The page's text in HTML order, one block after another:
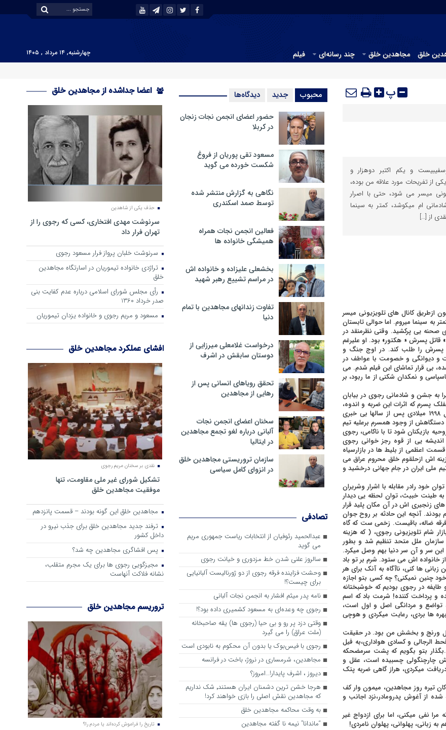
خلق مجاهدین خلق چند رسانه‌ای فیلم
چهارشنبه, ۱۴ مرداد , ۱۴۰۵
پ
و يکم اکتبر دوهزار و
از تفریحات مورد علاقه من بوده،
میسر می شود، حتی با اصرار
ام میکوشد، کمتر به سینما
از […]
کانال های تلویزیونی میسر
به سینما میروم. اما حوالی تابستان
صحنه یی پرکشید. وقتی نظرمنقد در
قاتل پسرش « هکتور» بود. او علیرغم
پسرش را طلب کند. در اوج جنگ و
و دیوانگی و خصومت با عواطف در
بی قرار تماشای این فیلم شدم. می
و نمکدان شکنی از ما ربود، بر
به جشن و شادمانی رجوی در بیابان
پسرم که اثرات این ضربه و اندوه،
هرگز خاطر نازنین و آزرده اش را ترک نخواهد کرد. به خصوص وقتی در سال 1998 میلادی پس از سالها بی خبری
از وجود همسرم برعلیه تیم
بازیکنان شود تا با ناکامی، رجوی
اندیشه یی از قوه رجز خوانی رجوی
اعظمی از بلیط ها در بازارسیاه
اش ازحلقوم خلق محروم عراق می
ملی ایران در جام جهانی درخشید و
خود رادر مقابله با اشرار وشریران
به طینت خبیث، توان لحظه یی دیدار
زنجیری اش در آن مکان پلید قرار
آنچه این حادثه بر روح جوان
ضاله، باقیست. زخمی ست که گاه
شام تلویزیونی رجوی، ( که هزینه
ملل متحد تنظیم شد و بطور
سر و آن سر دنیا بهم وصل میکرد.
خانواده اش می ستود. شرم بر تو باد
ها کنی، ناآگاه به آنک برای هر
چنین نمیکنی؟ چه کسی بتو اجازه
در رجوی بودیم که خوشبختانه
و پرداخت کننده! شرمت باد که اسم
و مردانگی اصل و اول است،
ها بردی، رعایت میکردی و هوچی
مال ورنج و بخشش من بود. در حقیقت
الرجالی و کسادی هواداری،به فیل
بتو بگویم که پشت سرمضحکه
چارچنگولی چسبیده است، عقل و
میکردی، هراز گاهی ضربه پتک
تیره روز مجاهدین، میمون وار کف
از آغوش پدرومادر،نزد اجانب و
نفی میکنی، اما برای ازدواج غیر
زبانی، پهلوانی، پهلوان نامردی!
محبوب جدید دیدگاه‌ها
حضور اعضای انجمن نجات زنجان
در کربلا
مسعود تقی پوریان از فروغ
شکست خورده می گوید
نگاهی به گزارش منتشر شده
توسط صمد اسکندری
فعالین انجمن نجات همراه
همیشگی خانواده ها
بخشعلی علیزاده و خانواده اش
در مراسم تشییع رهبر شهید
تفاوت زندانهای مجاهدین با تمام
دنیا
درخواست غلامعلی میرزایی از
دوستان سابقش در اشرف
تحقق رویاهای انسانی پس از
رهایی از مجاهدین
سخنان اعضای انجمن نجات
آلبانی درباره لغو تجمع مجاهدین
در ایتالیا
سازمان تروریستی مجاهدین خلق
در انزوای کامل سیاسی
تصادفی
عبدالحمید رئوفیان از انتخابات ریاست جمهوری مریم
می گوید
سالروز علنی شدن خط مزدوری و خیانت رجوی
وحشت فزاینده فرقه رجوی از دو ژورنالیست آلبانیایی
برای چیست؟!
نامه پدر میثم افشار به انجمن نجات آلبانی
رجوی چه وعده‌ای به مسعود کشمیری داده بود؟!
وقتی دزد پر رو و بی حیا (رجوی ها) یقه صاحبخانه
(ملت عراق) را می گیرد
رجوی با فیس‌بوک یا بدون آن محکوم به نابودی است
مجاهدین، شرم‎ساری در نروژ، باخت در فرانسه
ديروز ، اشرف پايدار!…امروز؟
هرجا خشن ترین دشمنان ایران هستند٬ شک نداریم
که مجاهدین نقش اصلی را بازی خواهند کرد!
به وقت محاکمه مجاهدین خلق
“ماندانا” نیمه نا گفته مجاهدین
اعضا جداشده از مجاهدین خلق
حذف یکی از شاهدین
سرنوشت مهدی افتخاری، کسی که رجوی را از
تهران فرار داد
سرنوشت خلبان پرواز فرار مسعود رجوی
تراژدی خانواده تیموریان در اسارتگاه مجاهدین
خلق
رأی مجلس شورای اسلامی درباره عدم كفایت بنی
صدر خرداد 1360
مسعود و مریم رجوی و خانواده یزدان تیموریان
افشای عملکرد مجاهدین خلق
نقدی بر سخنان مریم رجوی
تشکیل شورای غیر ملی مقاومت، تنها
موفقیت مجاهدین خلق
مجاهدین خلق این گونه بودند – قسمت پانزدهم
ترفند جدید مجاهدین خلق برای جذب نیرو در
داخل کشور
پس افشاگری مجاهدین چه شد؟
مجیزگویی رجوی ها برای یک مجرم متقلب،
نشانه فلاکت آنهاست
تروریسم مجاهدین خلق
تاریخ را فراموش کرده‌اند یا مردم را؟